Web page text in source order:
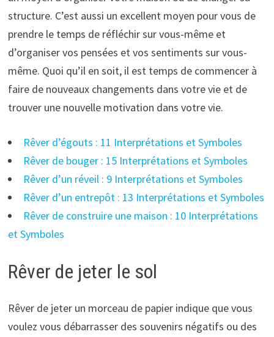
structure. C’est aussi un excellent moyen pour vous de
prendre le temps de réfléchir sur vous-même et
d’organiser vos pensées et vos sentiments sur vous-
même. Quoi qu’il en soit, il est temps de commencer à
faire de nouveaux changements dans votre vie et de
trouver une nouvelle motivation dans votre vie.
Rêver d’égouts : 11 Interprétations et Symboles
Rêver de bouger : 15 Interprétations et Symboles
Rêver d’un réveil : 9 Interprétations et Symboles
Rêver d’un entrepôt : 13 Interprétations et Symboles
Rêver de construire une maison : 10 Interprétations
et Symboles
Rêver de jeter le sol
Rêver de jeter un morceau de papier indique que vous
voulez vous débarrasser des souvenirs négatifs ou des